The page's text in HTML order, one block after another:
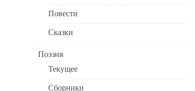
Повести
Сказки
Поэзия
Текущее
Сборники